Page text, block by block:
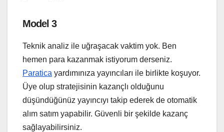
Model 3
Teknik analiz ile uğraşacak vaktim yok. Ben
hemen para kazanmak istiyorum derseniz.
Paratica yardımınıza yayıncıları ile birlikte koşuyor.
Üye olup stratejisinin kazançlı olduğunu
düşündüğünüz yayıncıyı takip ederek de otomatik
alım satım yapabilir. Güvenli bir şekilde kazanç
sağlayabilirsiniz.